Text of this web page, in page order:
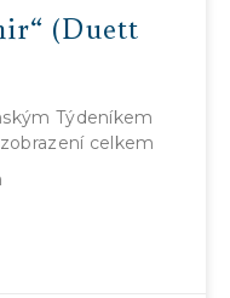
(Duett
Týdeníkem
celkem